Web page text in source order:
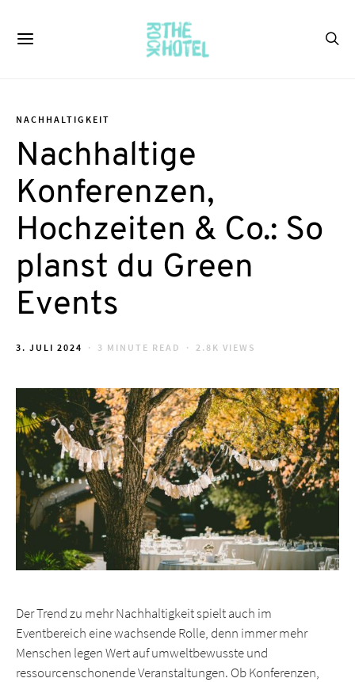
NACHHALTIGKEIT
Nachhaltige
Konferenzen,
Hochzeiten & Co.: So
planst du Green
Events
POSTED
3. JULI 2024 3 MINUTE READ 2.8K VIEWS
Der Trend zu mehr Nachhaltigkeit spielt auch im
Eventbereich eine wachsende Rolle, denn immer mehr
Menschen legen Wert auf umweltbewusste und
ressourcenschonende Veranstaltungen. Ob Konferenzen,